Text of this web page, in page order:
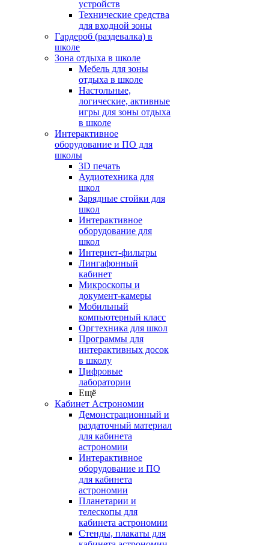
устройств
Технические средства
для входной зоны
Гардероб (раздевалка) в
школе
Зона отдыха в школе
Мебель для зоны
отдыха в школе
Настольные,
логические, активные
игры для зоны отдыха
в школе
Интерактивное
оборудование и ПО для
школы
3D печать
Аудиотехника для
школ
Зарядные стойки для
школ
Интерактивное
оборудование для
школ
Интернет-фильтры
Лингафонный
кабинет
Микроскопы и
документ-камеры
Мобильный
компьютерный класс
Оргтехника для школ
Программы для
интерактивных досок
в школу
Цифровые
лаборатории
Ещё
Кабинет Астрономии
Демонстрационный и
раздаточный материал
для кабинета
астрономии
Интерактивное
оборудование и ПО
для кабинета
астрономии
Планетарии и
телескопы для
кабинета астрономии
Стенды, плакаты для